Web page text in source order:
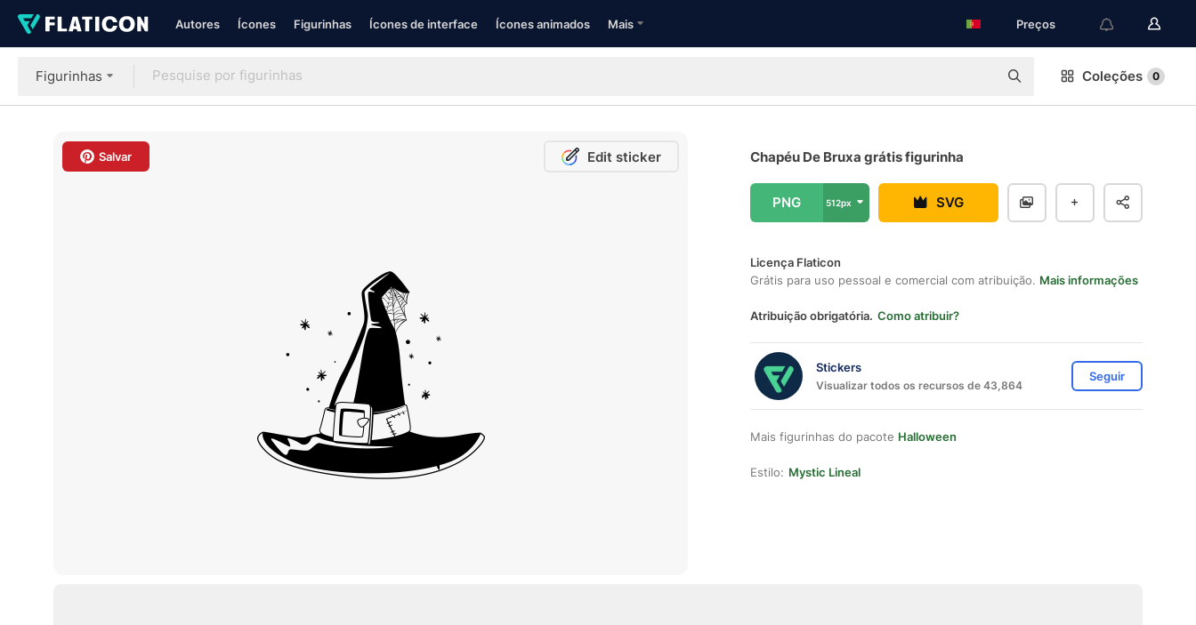
Autores Ícones Figurinhas Ícones de interface Ícones animados Mais Preços
Figurinhas Coleções 0
Salvar Edit sticker Chapéu De Bruxa grátis figurinha
PNG 512px SVG
Licença Flaticon
Grátis para uso pessoal e comercial com atribuição. Mais informações
Atribuição obrigatória. Como atribuir?
Stickers
Visualizar todos os recursos de 43,864
Seguir
Mais figurinhas do pacote Halloween
Estilo: Mystic Lineal